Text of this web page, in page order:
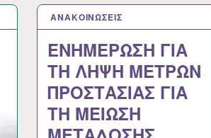
ΑΝΑΚΟΙΝΩΣΕΙΣ
ΕΝΗΜΕΡΩΣΗ ΓΙΑ
ΤΗ ΛΗΨΗ ΜΕΤΡΩΝ
ΠΡΟΣΤΑΣΙΑΣ ΓΙΑ
ΤΗ ΜΕΙΩΣΗ
9 ΙΑΝ 2024